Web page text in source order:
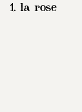
1. la rose